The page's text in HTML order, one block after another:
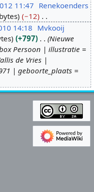
11:47 Renekoenders
−12
14:18 Mvkooij
+797
Nieuwe
Persoon | illustratie =
de Vries |
| geboorte_plaats =